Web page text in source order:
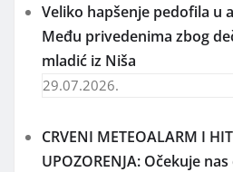
Veliko hapšenje pedofila u
Među privedenima zbog
mladić iz Niša
29.07.2026.
CRVENI METEOALARM I
UPOZORENJA: Očekuje